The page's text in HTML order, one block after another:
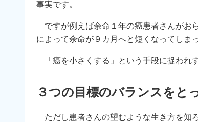
事実です。
ですが例えば余命１年の癌患者さんがお
によって余命が９カ月へと短くなってしま
「癌を小さくする」という手段に捉われ
３つの目標のバランスをと
ただし患者さんの望むような生き方を知